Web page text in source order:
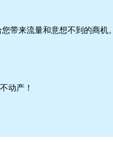
带来流量和意想不到的商机。
动产！